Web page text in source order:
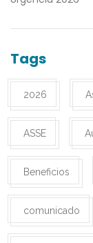
Tags
2026
ASSE
Beneficios
comunicado